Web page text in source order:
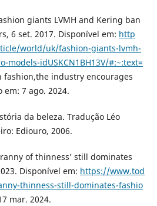
giants LVMH and Kering ban
6 set. 2017. Disponível em: http
world/uk/fashion-giants-lvmh-
models-idUSKCN1BH13V/#:~:text=
fashion,the industry encourages
em: 7 ago. 2024.
da beleza. Tradução Léo
Ediouro, 2006.
of thinness’ still dominates
Disponível em: https://www.tod
thinness-still-dominates-fashio
mar. 2024.